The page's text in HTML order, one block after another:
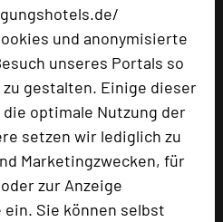
und anonymisierte
unseres Portals so
gestalten. Einige dieser
optimale Nutzung der
setzen wir lediglich zu
Marketingzwecken, für
zur Anzeige
Sie können selbst